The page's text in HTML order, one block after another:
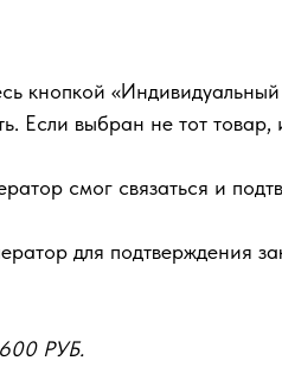
кнопкой
Если выбран не тот
смог связаться и
для подтверждения
РУБ.